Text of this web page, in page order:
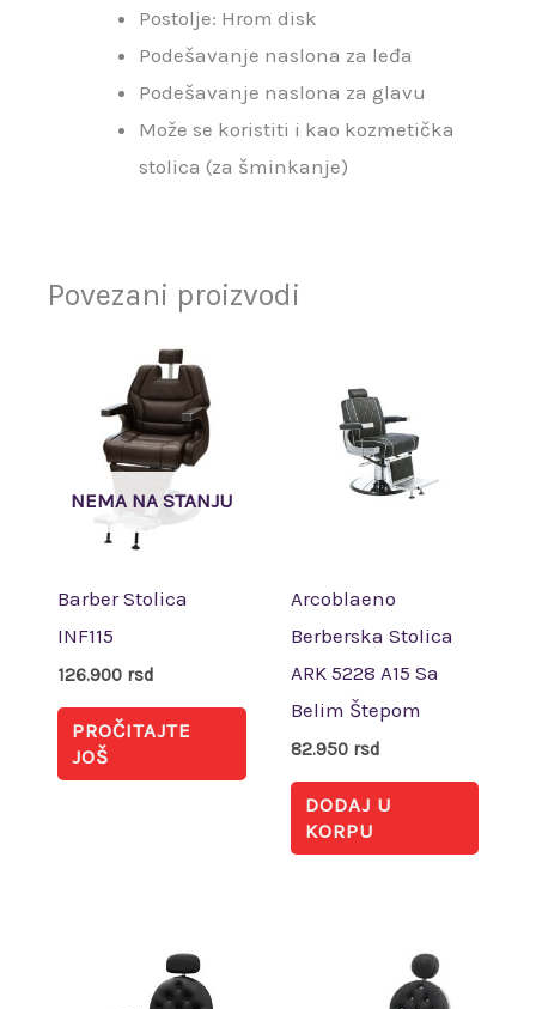
Postolje: Hrom disk
Podešavanje naslona za leđa
Podešavanje naslona za glavu
Može se koristiti i kao kozmetička
stolica (za šminkanje)
Povezani proizvodi
NEMA NA STANJU
Barber Stolica
INF115
126.900 rsd
PROČITAJTE
JOŠ
Arcoblaeno
Berberska Stolica
ARK 5228 A15 Sa
Belim Štepom
82.950 rsd
DODAJ U
KORPU